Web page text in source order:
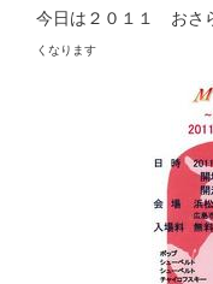
今日は２０１１ おさ
くなります